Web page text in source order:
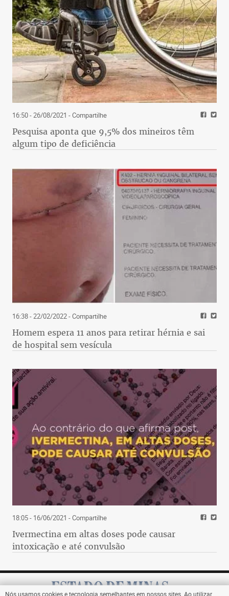
16:50 - 26/08/2021 - Compartilhe
Pesquisa aponta que 9,5% dos mineiros têm
algum tipo de deficiência
16:38 - 22/02/2022- Compartilhe
Homem espera 11 anos para retirar hérnia e sai
de hospital sem vesícula
18:05 - 16/06/2021 - Compartilhe
Ivermectina em altas doses pode causar
intoxicação e até convulsão
Nós usamos cookies e tecnologia semelhantes em nossos sites. Ao utilizar